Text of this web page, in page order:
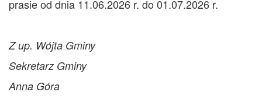
prasie od dnia 11.06.2026 r. do 01.07.2026 r.
Z up. Wójta Gminy
Sekretarz Gminy
Anna Góra